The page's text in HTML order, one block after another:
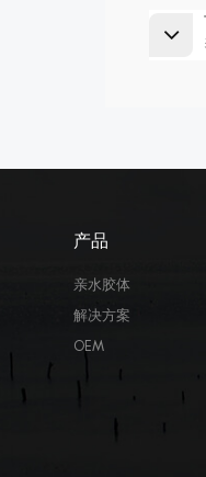
产品
亲水胶体
解决方案
OEM